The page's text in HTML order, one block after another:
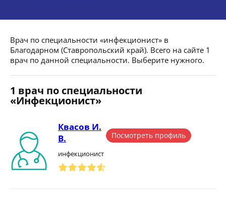
Врач по специальности «инфекционист» в
Благодарном (Ставропольский край). Всего на сайте 1
врач по данной специальности. Выберите нужного.
1 врач по специальности
«Инфекционист»
Квасов И.
В.
инфекционист
Посмотреть профиль